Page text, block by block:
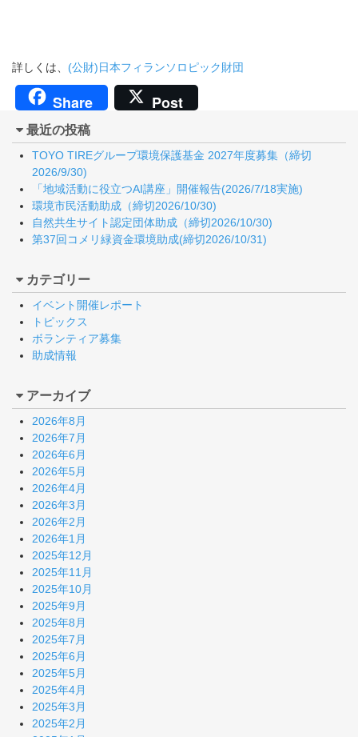
詳しくは、 (公財)日本フィランソロピック財団
Share Post
最近の投稿
TOYO TIREグループ環境保護基金 2027年度募集（締切
2026/9/30)
「地域活動に役立つAI講座」開催報告(2026/7/18実施)
環境市民活動助成（締切2026/10/30)
自然共生サイト認定団体助成（締切2026/10/30)
第37回コメリ緑資金環境助成(締切2026/10/31)
カテゴリー
イベント開催レポート
トピックス
ボランティア募集
助成情報
アーカイブ
2026年8月
2026年7月
2026年6月
2026年5月
2026年4月
2026年3月
2026年2月
2026年1月
2025年12月
2025年11月
2025年10月
2025年9月
2025年8月
2025年7月
2025年6月
2025年5月
2025年4月
2025年3月
2025年2月